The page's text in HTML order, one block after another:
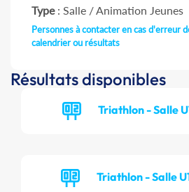
Type: Salle / Animation Jeunes
Personnes à contacter en cas d'erreur
calendrier ou résultats
Résultats disponibles
Triathlon - Salle
Triathlon - Salle